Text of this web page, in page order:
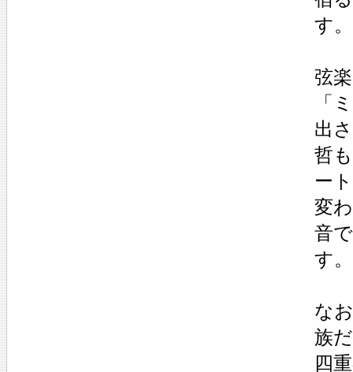
す。
弦
「
出
哲
ー
変
音
す
な
族
四